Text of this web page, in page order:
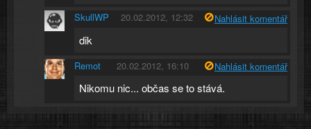
SkullWP 20.02.2012, 12:32 Nahlásit komentář
dik
Remot 20.02.2012, 16:10 Nahlásit komentář
Nikomu nic... občas se to stává.